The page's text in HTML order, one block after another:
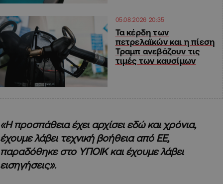
05.08.2026 20:35
Τα κέρδη των
πετρελαϊκών και η πίεση
Τραμπ ανεβάζουν τις
τιμές των καυσίμων
«Η προσπάθεια έχει αρχίσει εδώ και χρόνια,
έχουμε λάβει τεχνική βοήθεια από ΕΕ,
παραδόθηκε στο ΥΠΟΙΚ και έχουμε λάβει
εισηγήσεις».